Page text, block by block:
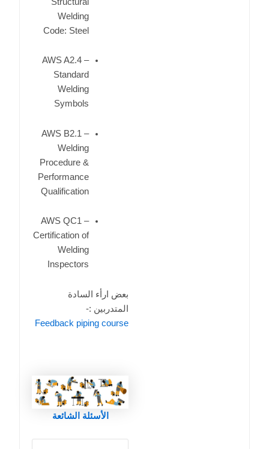
Welding
Code: Steel
AWS A2.4 –
Standard
Welding
Symbols
AWS B2.1 –
Welding
Procedure &
Performance
Qualification
AWS QC1 –
Certification of
Welding
Inspectors
بعض ارأء السادة
المتدربين :-
Feedback piping course
الأسئلة الشائعة